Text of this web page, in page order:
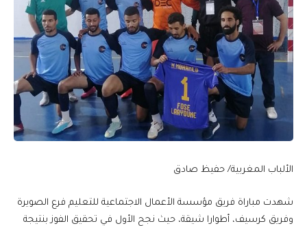
الألباب المغربية/ حفيظ صادق
شهدت مباراة فريق مؤسسة الأعمال الاجتماعية للتعليم فرع الصويرة
وفريق كرسيف، أطوارا شيقة، حيث نجح الأول في تحقيق الفوز بنتيجة